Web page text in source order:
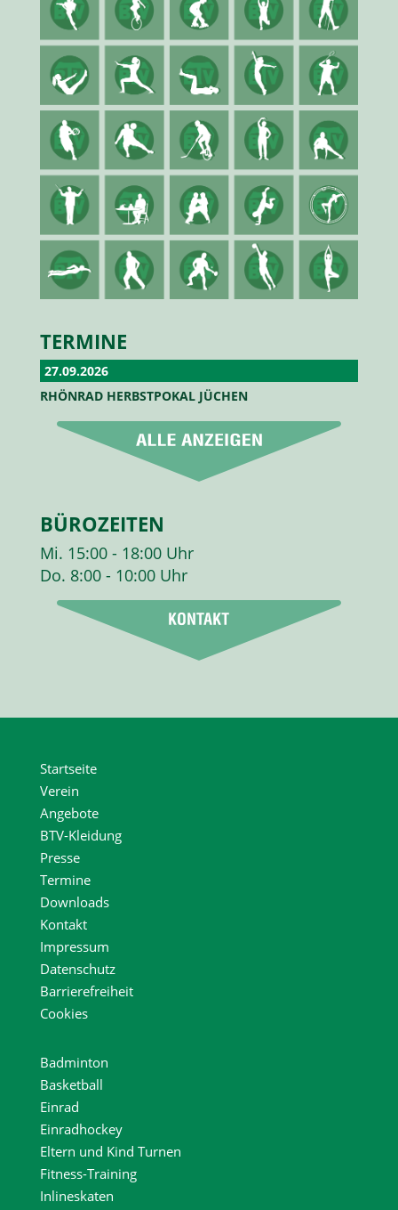
TERMINE
27.09.2026
RHÖNRAD HERBSTPOKAL JÜCHEN
BÜROZEITEN
Mi. 15:00 - 18:00 Uhr
Do. 8:00 - 10:00 Uhr
Startseite
Verein
Angebote
BTV-Kleidung
Presse
Termine
Downloads
Kontakt
Impressum
Datenschutz
Barrierefreiheit
Cookies
Badminton
Basketball
Einrad
Einradhockey
Eltern und Kind Turnen
Fitness-Training
Inlineskaten